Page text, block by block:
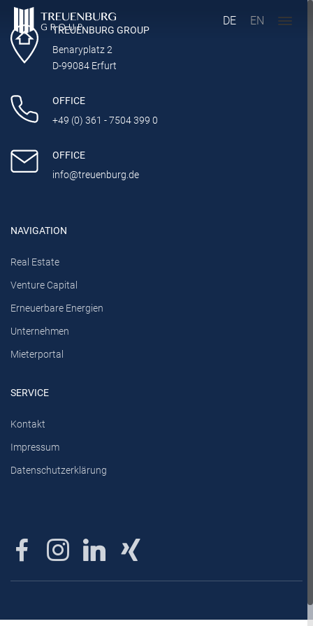
DE EN
TREUENBURG GROUP
Benaryplatz 2
D-99084 Erfurt
OFFICE
+49 (0) 361 - 7504 399 0
OFFICE
info@treuenburg.de
NAVIGATION
Real Estate
Venture Capital
Erneuerbare Energien
Unternehmen
Mieterportal
SERVICE
Kontakt
Impressum
Datenschutzerklärung